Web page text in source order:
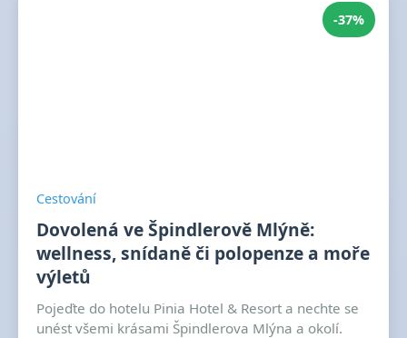
-37%
Cestování
Dovolená ve Špindlerově Mlýně:
wellness, snídaně či polopenze a moře
výletů
Pojeďte do hotelu Pinia Hotel & Resort a nechte se
unést všemi krásami Špindlerova Mlýna a okolí.